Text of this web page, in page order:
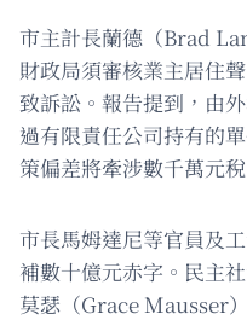
市主計長蘭德（Brad
財政局須審核業主居住
致訴訟。報告提到，由
過有限責任公司持有的
策偏差將牽涉數千萬元稅
市長馬姆達尼等官員及
補數十億元赤字。民主
莫瑟（Grace Mausser